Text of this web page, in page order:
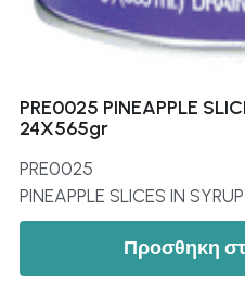
PRE0025 PINEAPPLE
24X565gr
PRE0025
PINEAPPLE SLICES IN
Προσθηκη